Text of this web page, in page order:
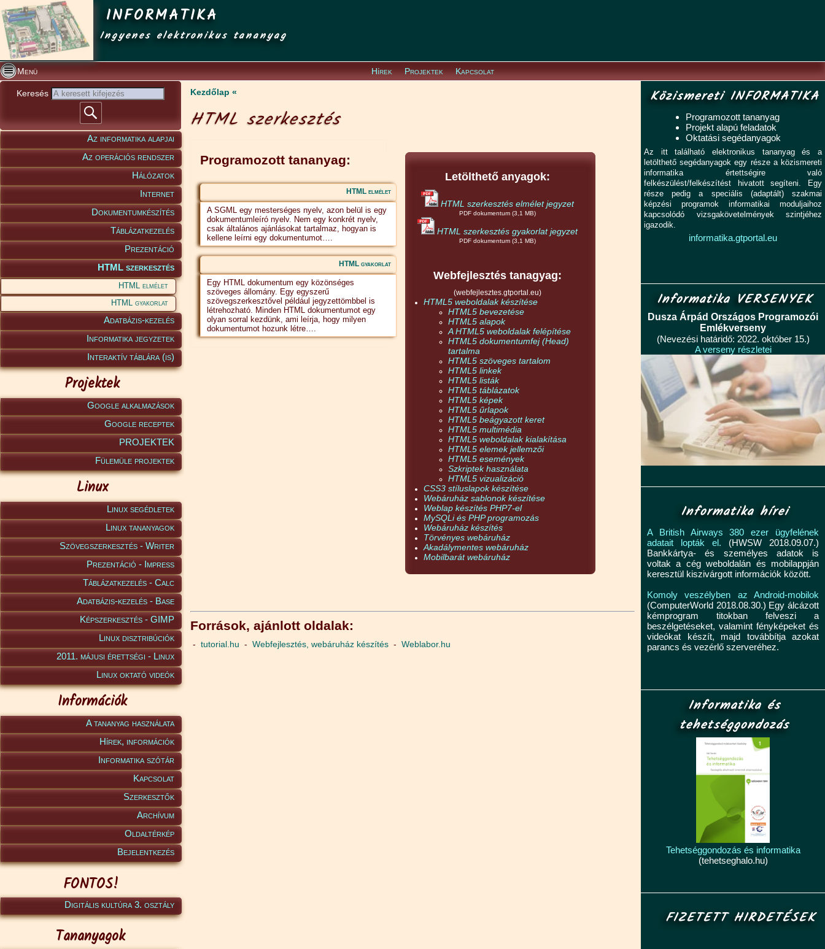
INFORMATIKA
Ingyenes elektronikus tananyag
Menü Hírek Projektek Kapcsolat
Keresés
Az informatika alapjai
Az operációs rendszer
Hálózatok
Internet
Dokumentumkészítés
Táblázatkezelés
Prezentáció
HTML szerkesztés
HTML elmélet
HTML gyakorlat
Adatbázis-kezelés
Informatika jegyzetek
Interaktív táblára (is)
Projektek
Google alkalmazások
Google receptek
PROJEKTEK
Fülemüle projektek
Linux
Linux segédletek
Linux tananyagok
Szövegszerkesztés - Writer
Prezentáció - Impress
Táblázatkezelés - Calc
Adatbázis-kezelés - Base
Képszerkesztés - GIMP
Linux disztribúciók
2011. májusi érettségi - Linux
Linux oktató videók
Információk
A tananyag használata
Hírek, információk
Informatika szótár
Kapcsolat
Szerkesztők
Archívum
Oldaltérkép
Bejelentkezés
FONTOS!
Digitális kultúra 3. osztály
Tananyagok
Kezdőlap
HTML szerkesztés
Programozott tananyag:
HTML elmélet
A SGML egy mesterséges nyelv, azon belül is egy
dokumentumleíró nyelv. Nem egy konkrét nyelv,
csak általános ajánlásokat tartalmaz, hogyan is
kellene leírni egy dokumentumot….
HTML gyakorlat
Egy HTML dokumentum egy közönséges
szöveges állomány. Egy egyszerű
szövegszerkesztővel például jegyzettömbbel is
létrehozható. Minden HTML dokumentumot egy
olyan sorral kezdünk, ami leírja, hogy milyen
dokumentumot hozunk létre….
Letölthető anyagok:
HTML szerkesztés elmélet jegyzet
PDF dokumentum (3,1 MB)
HTML szerkesztés gyakorlat jegyzet
PDF dokumentum (3,1 MB)
Webfejlesztés tanagyag:
(webfejlesztes.gtportal.eu)
HTML5 weboldalak készítése
HTML5 bevezetése
HTML5 alapok
A HTML5 weboldalak felépítése
HTML5 dokumentumfej (Head)
tartalma
HTML5 szöveges tartalom
HTML5 linkek
HTML5 listák
HTML5 táblázatok
HTML5 képek
HTML5 űrlapok
HTML5 beágyazott keret
HTML5 multimédia
HTML5 weboldalak kialakítása
HTML5 elemek jellemzői
HTML5 események
Szkriptek használata
HTML5 vizualizáció
CSS3 stíluslapok készítése
Webáruház sablonok készítése
Weblap készítés PHP7-el
MySQLi és PHP programozás
Webáruház készítés
Törvényes webáruház
Akadálymentes webáruház
Mobilbarát webáruház
Források, ajánlott oldalak:
- tutorial.hu - Webfejlesztés, webáruház készítés - Weblabor.hu
Közismereti INFORMATIKA
Programozott tananyag
Projekt alapú feladatok
Oktatási segédanyagok
Az itt található elektronikus tananyag és a
letölthető segédanyagok egy része a közismereti
informatika értettségire való
felkészülést/felkészítést hivatott segíteni. Egy
része pedig a speciális (adaptált) szakmai
képzési programok informatikai moduljaihoz
kapcsolódó vizsgakövetelmények szintjéhez
igazodik.
informatika.gtportal.eu
Informatika VERSENYEK
Dusza Árpád Országos Programozói
Emlékverseny
(Nevezési határidő: 2022. október 15.)
A verseny részletei
Informatika hírei
A British Airways 380 ezer ügyfelének
adatait lopták el. (HWSW 2018.09.07.)
Bankkártya- és személyes adatok is
voltak a cég weboldalán és mobilappján
keresztül kiszivárgott információk között.
Komoly veszélyben az Android-mobilok
(ComputerWorld 2018.08.30.) Egy álcázott
kémprogram titokban felveszi a
beszélgetéseket, valamint fényképeket és
videókat készít, majd továbbítja azokat
parancs és vezérlő szerveréhez.
Informatika és
tehetséggondozás
Tehetséggondozás és informatika
(tehetseghalo.hu)
FIZETETT HIRDETÉSEK